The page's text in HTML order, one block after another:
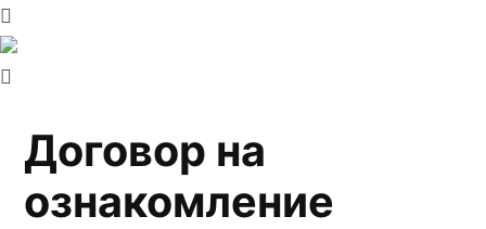
Договор на
ознакомление